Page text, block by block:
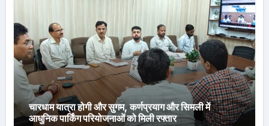
चारधाम यात्रा होगी और सुगम, कर्णप्रयाग और सिमली में
आधुनिक पार्किंग परियोजनाओं को मिली रफ्तार